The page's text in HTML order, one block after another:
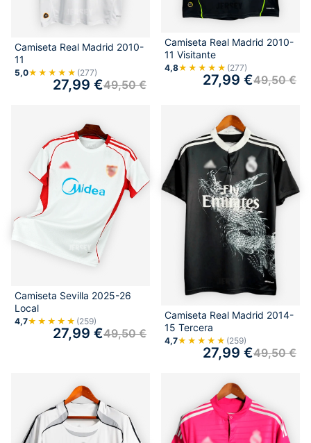
Camiseta Real Madrid 2010-
11
5,0★★★★★ (277)
49,50€
27,99 €
Camiseta Real Madrid 2010-
11 Visitante
4,8★★★★★ (277)
49,50€
27,99 €
Camiseta Sevilla 2025-26
Local
4,7★★★★★ (259)
49,50€
27,99 €
Camiseta Real Madrid 2014-
15 Tercera
4,7★★★★★ (259)
49,50€
27,99 €